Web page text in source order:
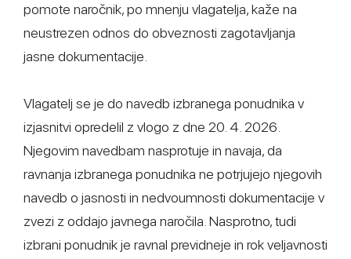
pomote naročnik, po mnenju vlagatelja, kaže na
neustrezen odnos do obveznosti zagotavljanja
jasne dokumentacije.
Vlagatelj se je do navedb izbranega ponudnika v
izjasnitvi opredelil z vlogo z dne 20. 4. 2026.
Njegovim navedbam nasprotuje in navaja, da
ravnanja izbranega ponudnika ne potrjujejo njegovih
navedb o jasnosti in nedvoumnosti dokumentacije v
zvezi z oddajo javnega naročila. Nasprotno, tudi
izbrani ponudnik je ravnal previdneje in rok veljavnosti